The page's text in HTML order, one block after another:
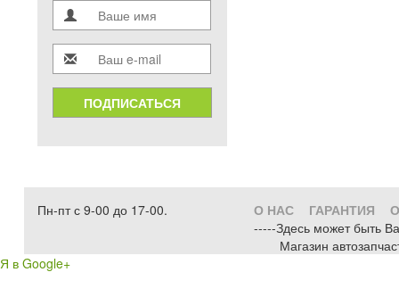
ПОДПИСАТЬСЯ
Пн-пт с 9-00 до 17-00. О НАС ГАРАНТИЯ
-----Здесь может быть
Магазин
Я в Google+